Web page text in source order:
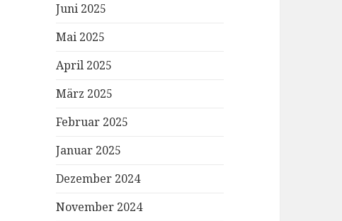
Juni 2025
Mai 2025
April 2025
März 2025
Februar 2025
Januar 2025
Dezember 2024
November 2024